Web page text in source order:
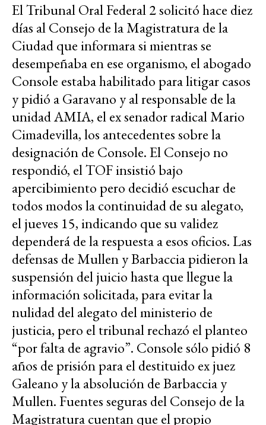
El Tribunal Oral Federal 2 solicitó hace diez
días al Consejo de la Magistratura de la
Ciudad que informara si mientras se
desempeñaba en ese organismo, el abogado
Console estaba habilitado para litigar casos
y pidió a Garavano y al responsable de la
unidad AMIA, el ex senador radical Mario
Cimadevilla, los antecedentes sobre la
designación de Console. El Consejo no
respondió, el TOF insistió bajo
apercibimiento pero decidió escuchar de
todos modos la continuidad de su alegato,
el jueves 15, indicando que su validez
dependerá de la respuesta a esos oficios. Las
defensas de Mullen y Barbaccia pidieron la
suspensión del juicio hasta que llegue la
información solicitada, para evitar la
nulidad del alegato del ministerio de
justicia, pero el tribunal rechazó el planteo
“por falta de agravio”. Console sólo pidió 8
años de prisión para el destituido ex juez
Galeano y la absolución de Barbaccia y
Mullen. Fuentes seguras del Consejo de la
Magistratura cuentan que el propio